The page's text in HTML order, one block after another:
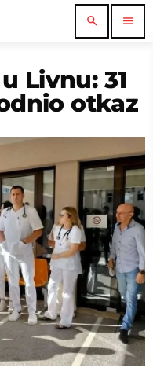
search menu
Livnu: 31
otkaz